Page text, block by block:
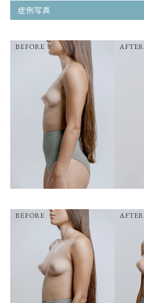
症例写真
BEFORE AFTER
BEFORE AFTER